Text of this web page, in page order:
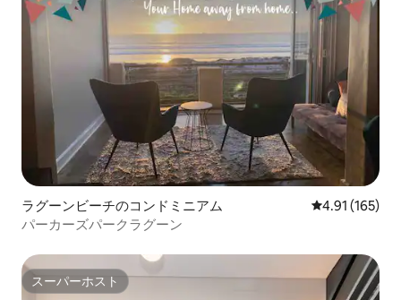
ラグーンビーチのコンドミニアム レビュー165
4.91 (165)
パーカーズパークラグーン
スーパーホスト
スーパーホスト